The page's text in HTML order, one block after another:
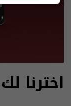
اخترنا لك